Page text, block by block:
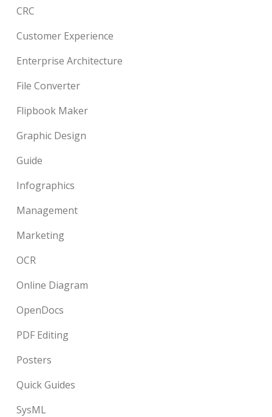
CRC
Customer Experience
Enterprise Architecture
File Converter
Flipbook Maker
Graphic Design
Guide
Infographics
Management
Marketing
OCR
Online Diagram
OpenDocs
PDF Editing
Posters
Quick Guides
SysML